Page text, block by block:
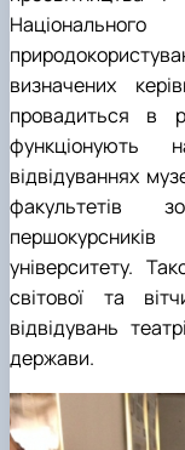
визначених
провадиться в
функціонують
відвідуваннях
факультетів
університету.
світової та
відвідувань
держави.